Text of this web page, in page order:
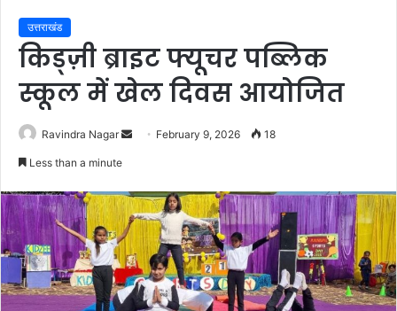
उत्तराखंड
किड्ज़ी ब्राइट फ्यूचर पब्लिक
स्कूल में खेल दिवस आयोजित
Ravindra Nagar
Send February 9, 2026 18
Less than a minute